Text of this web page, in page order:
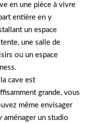
en une pièce à vivre
entière en y
un espace
une salle de
ou un espace
cave est
grande, vous
même envisager
aménager un studio